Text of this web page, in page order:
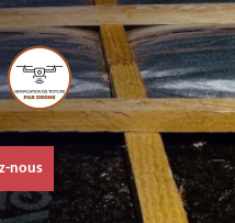
nous